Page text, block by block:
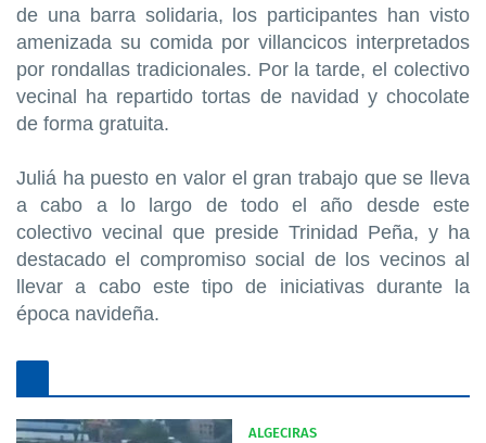
de una barra solidaria, los participantes han visto
amenizada su comida por villancicos interpretados
por rondallas tradicionales. Por la tarde, el colectivo
vecinal ha repartido tortas de navidad y chocolate
de forma gratuita.
Juliá ha puesto en valor el gran trabajo que se lleva
a cabo a lo largo de todo el año desde este
colectivo vecinal que preside Trinidad Peña, y ha
destacado el compromiso social de los vecinos al
llevar a cabo este tipo de iniciativas durante la
época navideña.
ALGECIRAS